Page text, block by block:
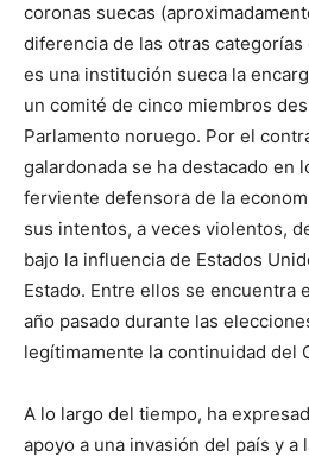
coronas suecas
diferencia de las otras
es una institución sueca la
un comité de cinco miembros
Parlamento noruego. Por el
galardonada se ha destacado en
ferviente defensora de la
sus intentos, a veces violentos,
bajo la influencia de Estados
Estado. Entre ellos se encuentra
año pasado durante las
legítimamente la continuidad del
A lo largo del tiempo, ha
apoyo a una invasión del país y a